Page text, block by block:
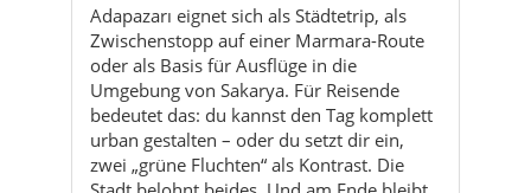
Adapazarı eignet sich als Städtetrip, als
Zwischenstopp auf einer Marmara-Route
oder als Basis für Ausflüge in die
Umgebung von Sakarya. Für Reisende
bedeutet das: du kannst den Tag komplett
urban gestalten – oder du setzt dir ein,
zwei „grüne Fluchten“ als Kontrast. Die